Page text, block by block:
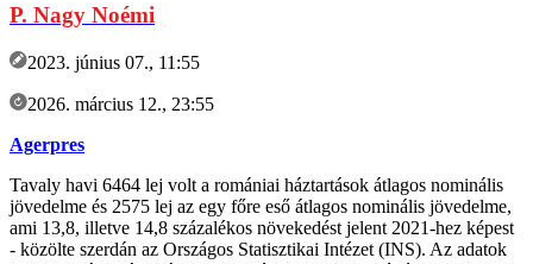
P. Nagy Noémi
2023. június 07., 11:55
2026. március 12., 23:55
Agerpres
Tavaly havi 6464 lej volt a romániai háztartások átlagos nominális
jövedelme és 2575 lej az egy főre eső átlagos nominális jövedelme,
ami 13,8, illetve 14,8 százalékos növekedést jelent 2021-hez képest
- közölte szerdán az Országos Statisztikai Intézet (INS). Az adatok